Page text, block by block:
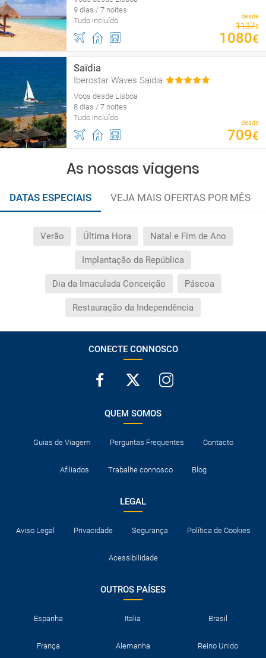
9 dias / 7 noites
Tudo incluído
desde
1137€
1080€
Saïdia
Iberostar Waves Saïdia
Voos desde Lisboa
8 dias / 7 noites
Tudo incluído
desde
709€
As nossas viagens
DATAS ESPECIAIS VEJA MAIS OFERTAS POR MÊS
Verão Última Hora Natal e Fim de Ano
Implantação da República
Dia da Imaculada Conceição Páscoa
Restauração da Independência
CONECTE CONNOSCO
QUEM SOMOS
Guias de Viagem Perguntas Frequentes Contacto
Afiliados Trabalhe connosco Blog
LEGAL
Aviso Legal Privacidade Segurança Política de Cookies
Acessibilidade
OUTROS PAÍSES
Espanha Italia Brasil
França Alemanha Reino Unido